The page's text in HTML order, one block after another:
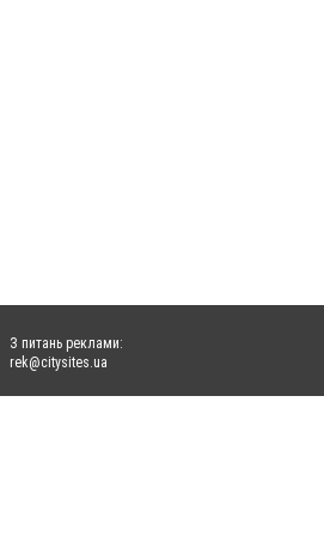
З питань реклами:
rek@citysites.ua